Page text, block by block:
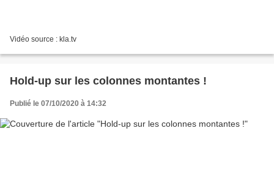
Vidéo source : kla.tv
Hold-up sur les colonnes montantes !
Publié le 07/10/2020 à 14:32